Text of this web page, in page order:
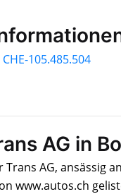
CHE-105.485.504
AG in
Trans AG, ansässig
www.autos.ch